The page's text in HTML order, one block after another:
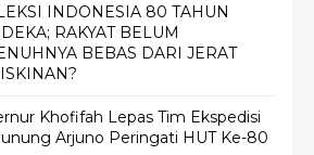
INDONESIA 80 TAHUN
RAKYAT BELUM
BEBAS DARI JERAT
Khofifah Lepas Tim Ekspedisi
Arjuno Peringati HUT Ke-80